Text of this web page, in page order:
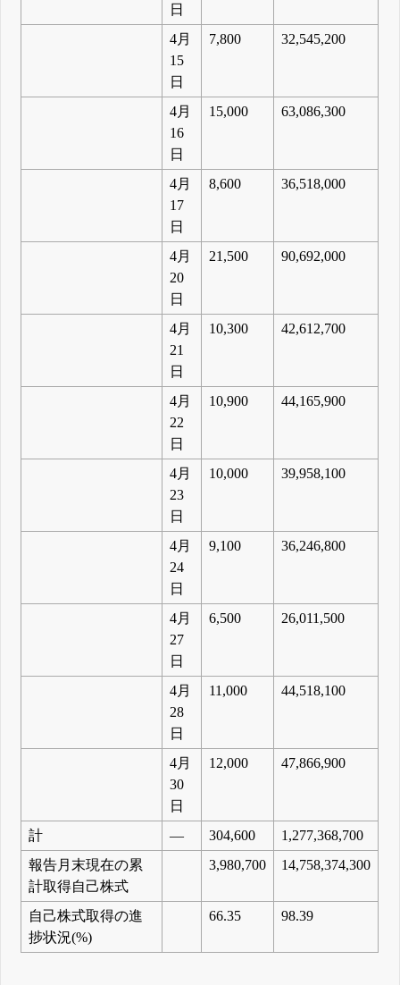
日
4月
15
日
7,800 32,545,200
4月
16
日
15,000 63,086,300
4月
17
日
8,600 36,518,000
4月
20
日
21,500 90,692,000
4月
21
日
10,300 42,612,700
4月
22
日
10,900 44,165,900
4月
23
日
10,000 39,958,100
4月
24
日
9,100 36,246,800
4月
27
日
6,500 26,011,500
4月
28
日
11,000 44,518,100
4月
30
日
12,000 47,866,900
計 ― 304,600
1,277,368,700
報告月末現在の累
計取得自己株式
3,980,700 14,758,374,300
自己株式取得の進
捗状況(%)
66.35 98.39